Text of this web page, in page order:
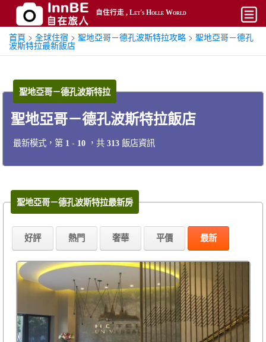
自住行走 , Let's Holle World
開始
熱門
奢華
攻略
首頁 > 全球住宿 > 聖地亞哥－德孔波斯特拉攻略 > 聖地亞哥－德孔
波斯特拉最新飯店
聖地亞哥－德孔波斯特拉飯店
最新模式，第 1 - 10 ，共 313 飯店資訊
聖地亞哥－德孔波斯特拉
聖地亞哥－德孔波斯特拉最新房
好評 熱門 奢華 平價 最新